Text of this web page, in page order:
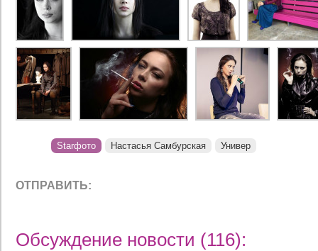
Starфото Настасья Самбурская Универ
ОТПРАВИТЬ:
Обсуждение новости (116):